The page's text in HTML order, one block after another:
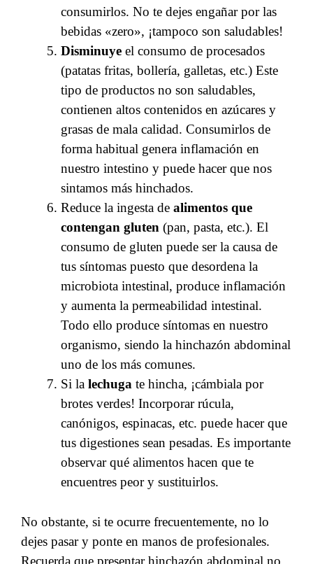
consumirlos. No te dejes engañar por las
bebidas «zero», ¡tampoco son saludables!
Disminuye el consumo de procesados
(patatas fritas, bollería, galletas, etc.) Este
tipo de productos no son saludables,
contienen altos contenidos en azúcares y
grasas de mala calidad. Consumirlos de
forma habitual genera inflamación en
nuestro intestino y puede hacer que nos
sintamos más hinchados.
Reduce la ingesta de alimentos que
contengan gluten (pan, pasta, etc.). El
consumo de gluten puede ser la causa de
tus síntomas puesto que desordena la
microbiota intestinal, produce inflamación
y aumenta la permeabilidad intestinal.
Todo ello produce síntomas en nuestro
organismo, siendo la hinchazón abdominal
uno de los más comunes.
Si la lechuga te hincha, ¡cámbiala por
brotes verdes! Incorporar rúcula,
canónigos, espinacas, etc. puede hacer que
tus digestiones sean pesadas. Es importante
observar qué alimentos hacen que te
encuentres peor y sustituirlos.
No obstante, si te ocurre frecuentemente, no lo
dejes pasar y ponte en manos de profesionales.
Recuerda que presentar hinchazón abdominal no